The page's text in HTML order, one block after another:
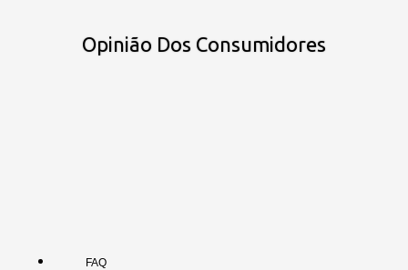
Opinião Dos Consumidores
FAQ